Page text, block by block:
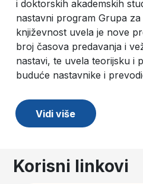
i doktorskih akademskih
nastavni program Grupa
književnost uvela je nove
broj časova predavanja i
nastavi, te uvela teorijsku i
buduće nastavnike i
Vidi više
Korisni linkovi